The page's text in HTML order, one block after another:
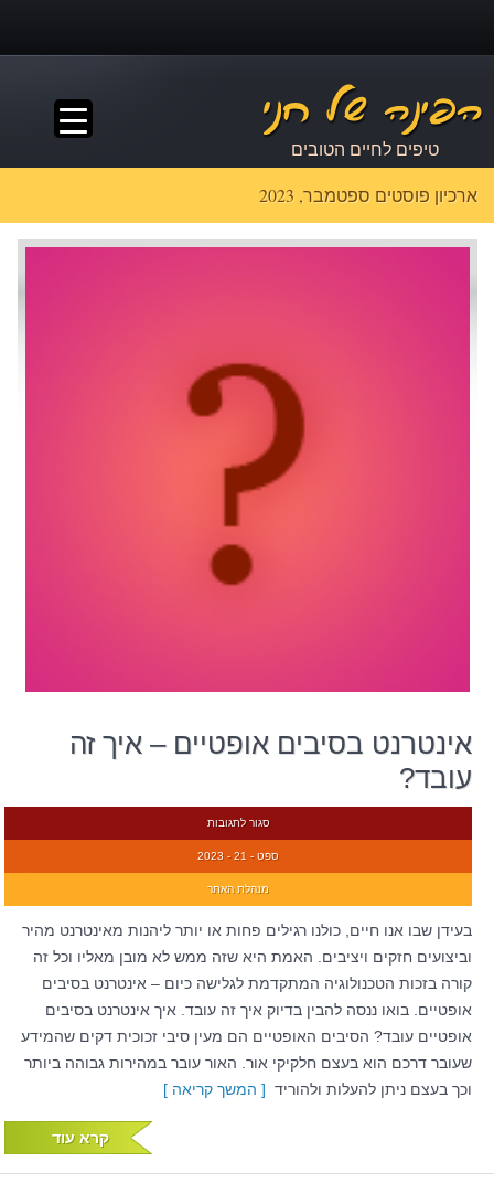
טיפים לחיים הטובים
ארכיון פוסטים ספטמבר, 2023
אינטרנט בסיבים אופטיים – איך זה
עובד?
סגור לתגובות
ספט - 21 - 2023
מנהלת האתר
בעידן שבו אנו חיים, כולנו רגילים פחות או יותר ליהנות מאינטרנט מהיר
וביצועים חזקים ויציבים. האמת היא שזה ממש לא מובן מאליו וכל זה
קורה בזכות הטכנולוגיה המתקדמת לגלישה כיום – אינטרנט בסיבים
אופטיים. בואו ננסה להבין בדיוק איך זה עובד. איך אינטרנט בסיבים
אופטיים עובד? הסיבים האופטיים הם מעין סיבי זכוכית דקים שהמידע
שעובר דרכם הוא בעצם חלקיקי אור. האור עובר במהירות גבוהה ביותר
וכך בעצם ניתן להעלות ולהוריד [ המשך קריאה ]
קרא עוד